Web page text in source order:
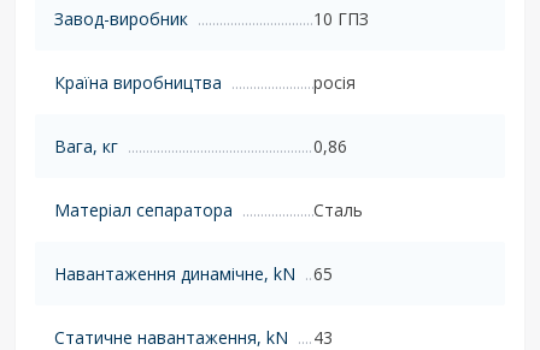
Завод-виробник 10 ГПЗ
Країна виробництва росія
Вага, кг 0,86
Матеріал сепаратора Сталь
Навантаження динамічне, kN 65
Статичне навантаження, kN 43